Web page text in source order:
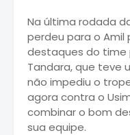
Na última rodada
perdeu para o Amil
destaques do time
Tandara, que teve
não impediu o
agora contra o
combinar o bom
sua equipe.